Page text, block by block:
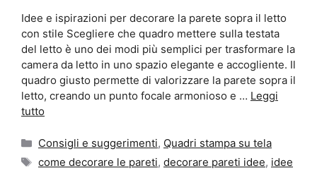
Idee e ispirazioni per decorare la parete sopra il letto
con stile Scegliere che quadro mettere sulla testata
del letto è uno dei modi più semplici per trasformare la
camera da letto in uno spazio elegante e accogliente. Il
quadro giusto permette di valorizzare la parete sopra il
letto, creando un punto focale armonioso e … Leggi
tutto
Categorie
Consigli e suggerimenti, Quadri stampa su tela
Tag
come decorare le pareti, decorare pareti idee, idee